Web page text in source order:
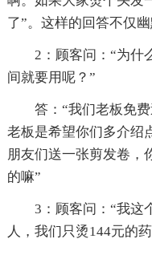
了”。这样的回答不仅幽
2：顾客问：“为什
间就要用呢？”
答：“我们老板免费
老板是希望你们多介绍
朋友们送一张剪发卷，
的嘛”
3：顾客问：“我这个
人，我们只烫144元的